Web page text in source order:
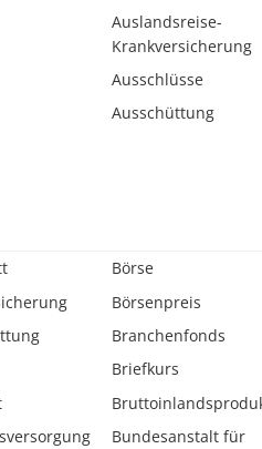
Auslandsreise-
Krankversicherung
Ausschlüsse
Ausschüttung
Börse
Börsenpreis
Branchenfonds
Briefkurs
Bundesanstalt für